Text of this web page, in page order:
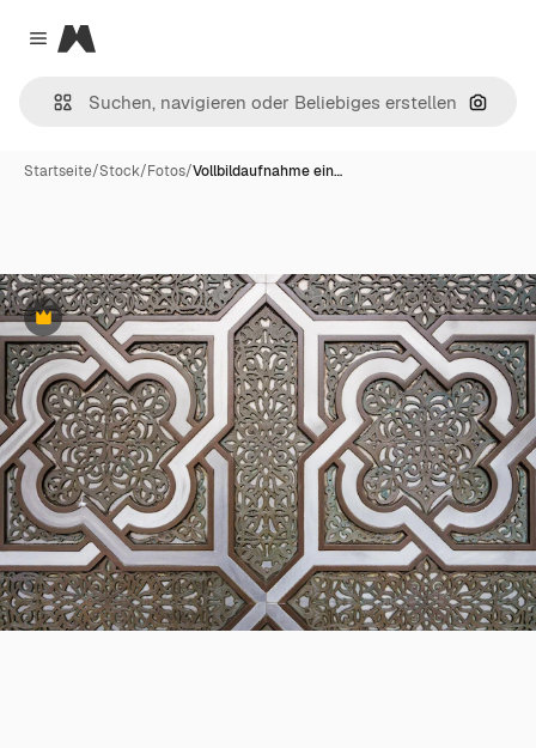
Close menu
Magnific
Nach
Startseite/Stock/Fotos/Vollbildaufnahme ein…
Premium